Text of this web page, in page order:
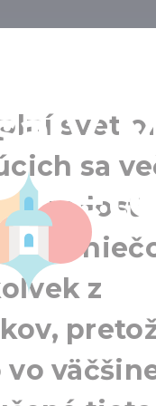
v
sa
a radosť.
o
z